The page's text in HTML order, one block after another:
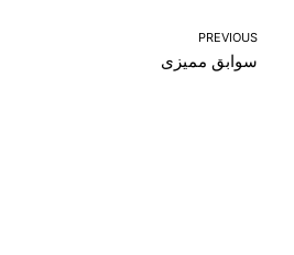
PREVIOUS
سوابق ممیزی